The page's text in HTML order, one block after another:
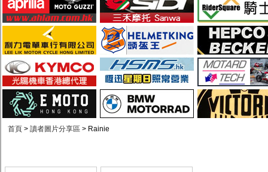
首頁 > 讀者圖片分享區 > Rainie